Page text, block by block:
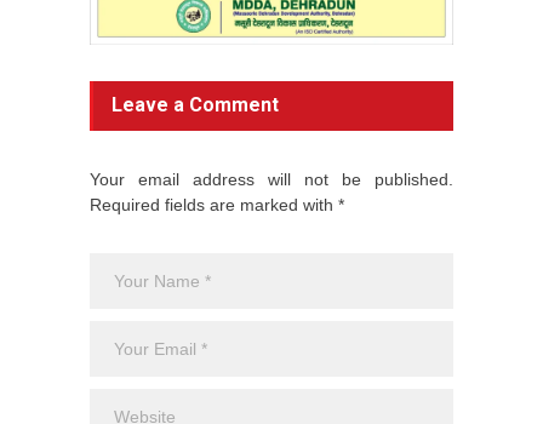
Leave a Comment
Your email address will not be published.
Required fields are marked with *